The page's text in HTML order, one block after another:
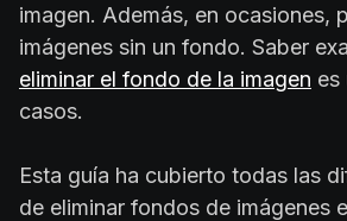
imagen. Además, en ocasiones,
imágenes sin un fondo. Saber
eliminar el fondo de la imagen es
casos.
Esta guía ha cubierto todas las
de eliminar fondos de imágenes